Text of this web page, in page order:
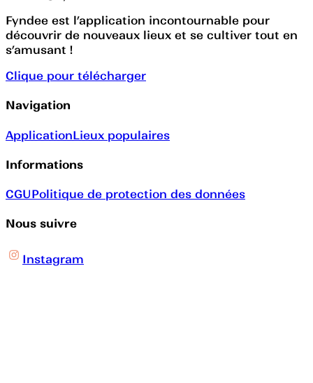
Fyndee est l’application incontournable pour
découvrir de nouveaux lieux et se cultiver tout en
s’amusant !
Clique pour télécharger
Navigation
ApplicationLieux populaires
Informations
CGUPolitique de protection des données
Nous suivre
Instagram